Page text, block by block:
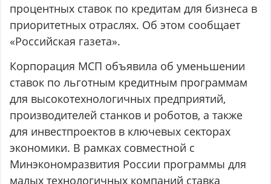
процентных ставок по кредитам для бизнеса в
приоритетных отраслях. Об этом сообщает
«Российская газета».
Корпорация МСП объявила об уменьшении
ставок по льготным кредитным программам
для высокотехнологичных предприятий,
производителей станков и роботов, а также
для инвестпроектов в ключевых секторах
экономики. В рамках совместной с
Минэкономразвития России программы для
малых технологичных компаний ставка